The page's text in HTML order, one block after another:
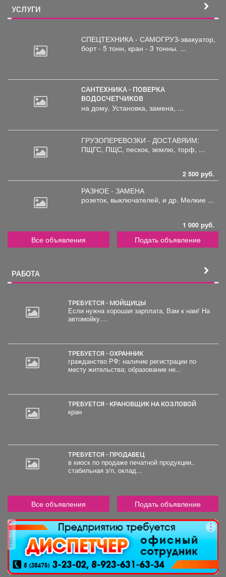
УСЛУГИ
СПЕЦТЕХНИКА - САМОГРУЗ-эвакуатор,
борт - 5 тонн, кран - 3 тонны. ...
САНТЕХНИКА - ПОВЕРКА
ВОДОСЧЕТЧИКОВ
на дому. Установка, замена, ...
ГРУЗОПЕРЕВОЗКИ - ДОСТАВЯИМ:
ПЩГС, ПЩС, пескок, землю, торф, ...
2 500 руб.
РАЗНОЕ - ЗАМЕНА
розеток, выключателей, и др. Мелкие ...
1 000 руб.
Все объявления Подать объявление
РАБОТА
ТРЕБУЕТСЯ - МОЙЩИЦЫ
Если нужна хорошая зарплата, Вам к нам! На
автомойку....
ТРЕБУЕТСЯ - ОХРАННИК
гражданство РФ; наличие регистрации по
месту жительства; образование не...
ТРЕБУЕТСЯ - КРАНОВЩИК НА КОЗЛОВОЙ
кран
ТРЕБУЕТСЯ - ПРОДАВЕЦ
в киоск по продаже печатной продукции,.
стабильная з/п, оклад...
Все объявления Подать объявление
реклама